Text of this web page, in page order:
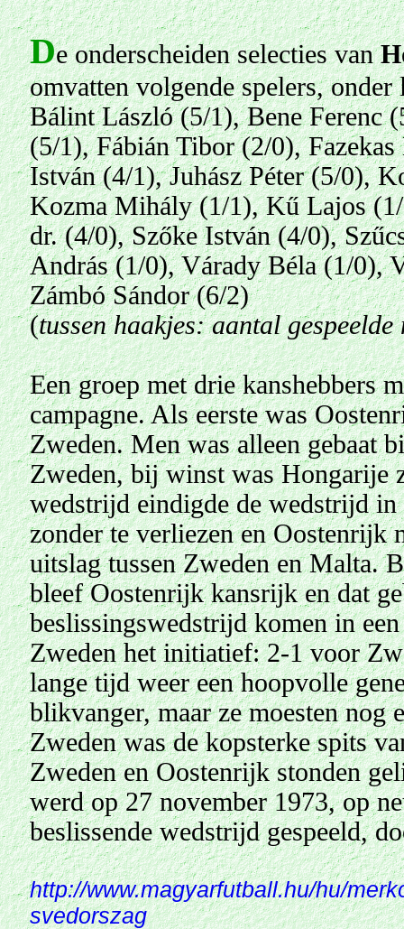
De onderscheiden selecties van
omvatten volgende spelers,
Bálint László (5/1), Bene Ferenc
(5/1),Fábián Tibor (2/0),
István (4/1),Juhász Péter (5/0),
Kozma Mihály (1/1), Kű Lajos
dr. (4/0), Szőke István (4/0),
András (1/0), Várady Béla (1/0),
Zámbó Sándor (6/2)
(tussen haakjes: aantal
Een groep met drie kanshebbers
campagne. Als eerste was
Zweden. Men was alleen gebaat
Zweden, bij winst was Hongarije
wedstrijd eindigde de wedstrijd
zonder te verliezen en Oostenrijk
uitslag tussen Zweden en Malta.
bleef Oostenrijk kansrijk en dat
beslissingswedstrijd komen in
Zweden het initiatief: 2-1 voor
lange tijd weer een hoopvolle
blikvanger, maar ze moesten nog
Zweden was de kopsterke spits
Zweden en Oostenrijk stonden
werd op 27 november 1973, op
beslissende wedstrijd gespeeld,
http://www.magyarfutball.hu/hu/
svedorszag